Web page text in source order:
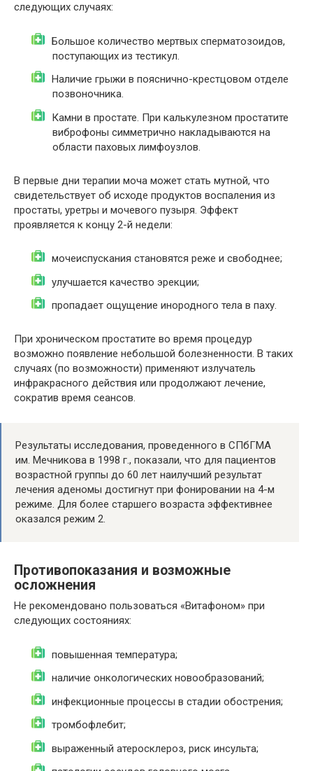
следующих случаях:
Большое количество мертвых сперматозоидов,
поступающих из тестикул.
Наличие грыжи в пояснично-крестцовом отделе
позвоночника.
Камни в простате. При калькулезном простатите
виброфоны симметрично накладываются на
области паховых лимфоузлов.
В первые дни терапии моча может стать мутной, что
свидетельствует об исходе продуктов воспаления из
простаты, уретры и мочевого пузыря. Эффект
проявляется к концу 2-й недели:
мочеиспускания становятся реже и свободнее;
улучшается качество эрекции;
пропадает ощущение инородного тела в паху.
При хроническом простатите во время процедур
возможно появление небольшой болезненности. В таких
случаях (по возможности) применяют излучатель
инфракрасного действия или продолжают лечение,
сократив время сеансов.
Результаты исследования, проведенного в СПбГМА
им. Мечникова в 1998 г., показали, что для пациентов
возрастной группы до 60 лет наилучший результат
лечения аденомы достигнут при фонировании на 4-м
режиме. Для более старшего возраста эффективнее
оказался режим 2.
Противопоказания и возможные
осложнения
Не рекомендовано пользоваться «Витафоном» при
следующих состояниях:
повышенная температура;
наличие онкологических новообразований;
инфекционные процессы в стадии обострения;
тромбофлебит;
выраженный атеросклероз, риск инсульта;